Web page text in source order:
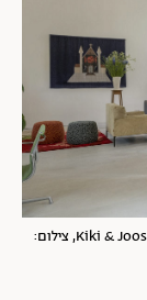
הצבע הלבן מהווה רקע נעים לפריטים הצבעוניים | עיצוב: Kiki & Joost, צילום: